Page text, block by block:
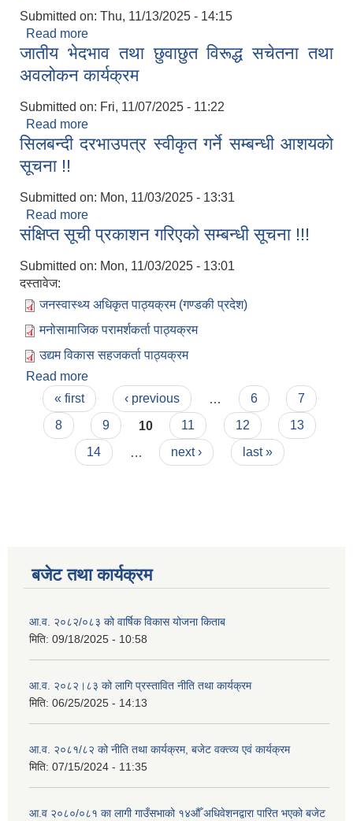
Submitted on: Thu, 11/13/2025 - 14:15
Read more
(मनोसामाजिक परामर्शकर्ता)
जातीय भेदभाव तथा छुवाछुत विरूद्ध सचेतना तथा
अवलोकन कार्यक्रम
Submitted on: Fri, 11/07/2025 - 11:22
Read more
अवलोकन कार्यक्रम
सिलबन्दी दरभाउपत्र स्वीकृत गर्ने सम्बन्धी आशयको
सूचना !!
Submitted on: Mon, 11/03/2025 - 13:31
Read more
सूचना !!
संक्षिप्त सूची प्रकाशन गरिएको सम्बन्धी सूचना !!!
Submitted on: Mon, 11/03/2025 - 13:01
दस्तावेज:
जनस्वास्थ्य अधिकृत पाठ्यक्रम (गण्डकी प्रदेश)
मनोसामाजिक परामर्शकर्ता पाठ्यक्रम
उद्यम विकास सहजकर्ता पाठ्यक्रम
Read more
Pages
« first ‹ previous 6
7
8
9 10 11 12
13
14
next › last »
बजेट तथा कार्यक्रम
आ.व. २०८२/०८३ को वार्षिक विकास योजना किताब
मिति: 09/18/2025 - 10:58
आ.व. २०८२।८३ को लागि प्रस्तावित नीति तथा कार्यक्रम
मिति: 06/25/2025 - 14:13
आ.व. २०८१/८२ को नीति तथा कार्यक्रम, बजेट वक्त्व्य एवं कार्यक्रम
मिति: 07/15/2024 - 11:35
आ.व २०८०/०८१ का लागी गाउँसभाको १४औँ अधिवेशनद्वारा पारित भएको बजेट